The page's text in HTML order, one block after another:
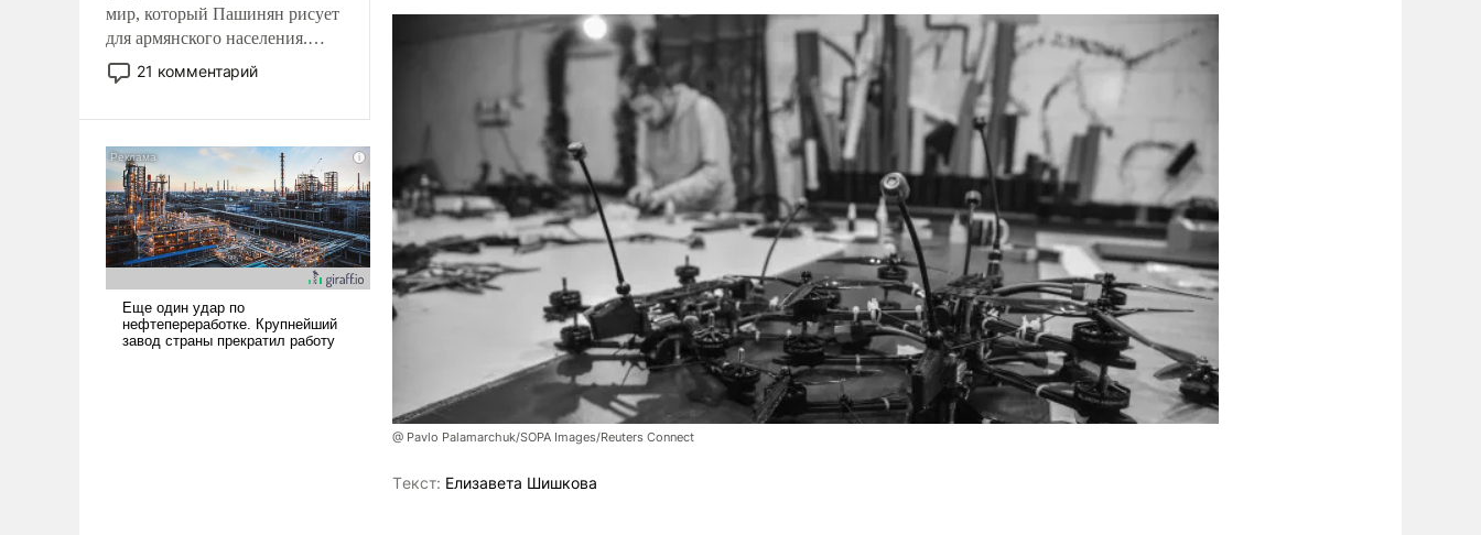
мир, который Пашинян рисует
для армянского населения.
Мир, где политические
прожекты будут безусловно
налогоплательщиков и где
Еревану за свои поступки не
нужно отвечать.
21 комментарий
@ Pavlo Palamarchuk/SOPA Images/Reuters Connect
Tекст: Елизавета Шишкова